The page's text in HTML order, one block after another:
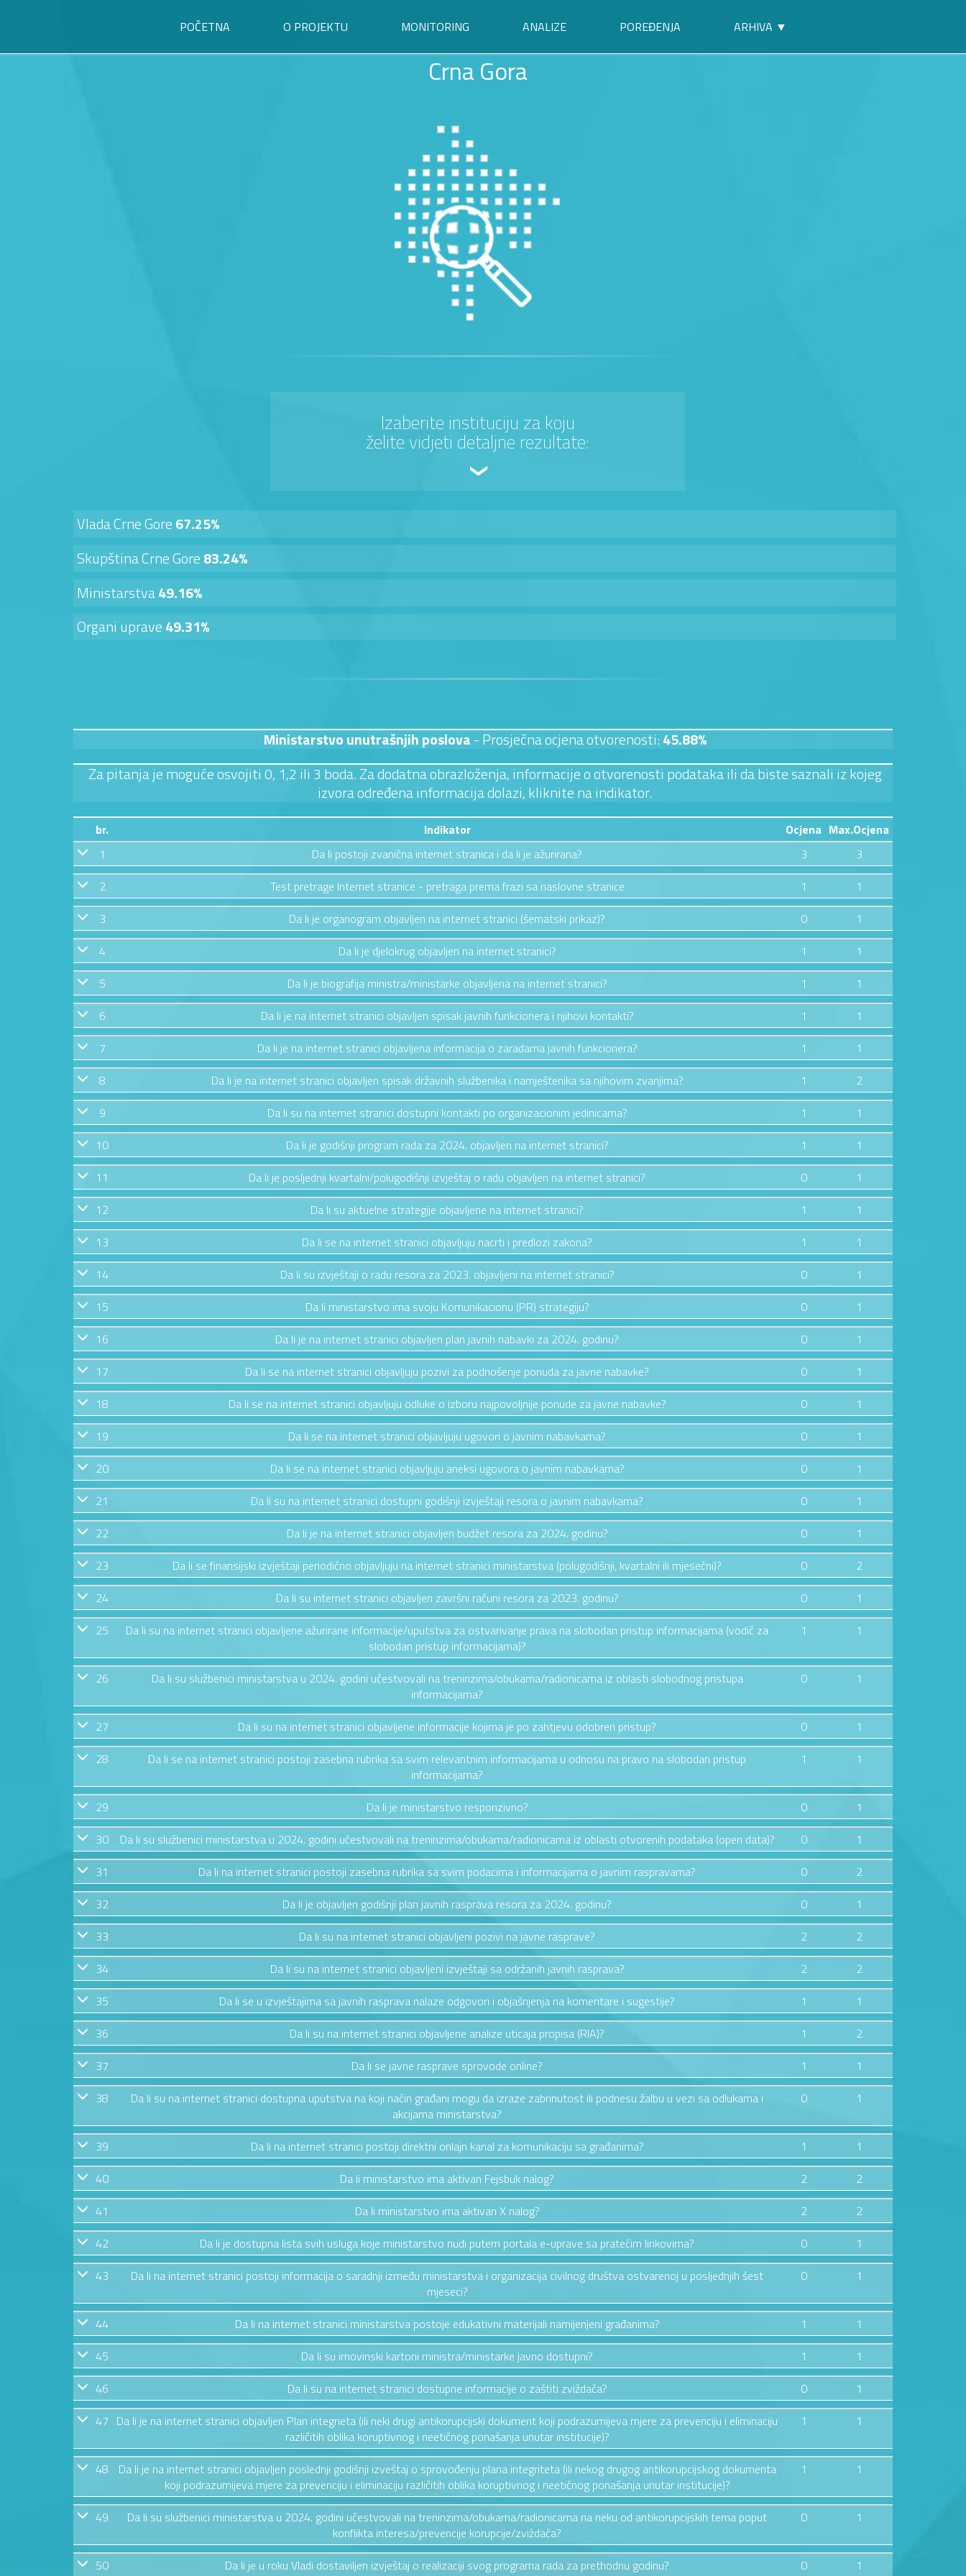
POČETNA O PROJEKTU MONITORING ANALIZE POREĐENJA ARHIVA ▼
Crna Gora
Izaberite instituciju za koju
želite vidjeti detaljne rezultate:
Vlada Crne Gore67.25%
Skupština Crne Gore83.24%
Ministarstva49.16%
Organi uprave49.31%
Ministarstvo unutrašnjih poslova- Prosječna ocjena otvorenosti:45.88%
Za pitanja je moguće osvojiti 0, 1,2 ili 3 boda. Za dodatna obrazloženja, informacije o otvorenosti podataka ili da biste saznali iz kojeg
izvora određena informacija dolazi, kliknite na indikator.
br. Indikator Ocjena Max.Ocjena
1
Da li postoji zvanična internet stranica i da li je ažurirana? 3
3
2
Test pretrage Internet stranice - pretraga prema frazi sa naslovne stranice 1
1
3
Da li je organogram objavljen na internet stranici (šematski prikaz)? 0
1
4
Da li je djelokrug objavljen na internet stranici? 1
1
5
Da li je biografija ministra/ministarke objavljena na internet stranici? 1
1
6
Da li je na internet stranici objavljen spisak javnih funkcionera i njihovi kontakti? 1
1
7
Da li je na internet stranici objavljena informacija o zaradama javnih funkcionera? 1
1
8
Da li je na internet stranici objavljen spisak državnih službenika i namještenika sa njihovim zvanjima? 1
2
9
Da li su na internet stranici dostupni kontakti po organizacionim jedinicama? 1
1
10
Da li je godišnji program rada za 2024. objavljen na internet stranici? 1
1
11
Da li je posljednji kvartalni/polugodišnji izvještaj o radu objavljen na internet stranici? 0
1
12
Da li su aktuelne strategije objavljene na internet stranici? 1
1
13
Da li se na internet stranici objavljuju nacrti i predlozi zakona? 1
1
14
Da li su izvještaji o radu resora za 2023. objavljeni na internet stranici? 0
1
15
Da li ministarstvo ima svoju Komunikacionu (PR) strategiju? 0
1
16
Da li je na internet stranici objavljen plan javnih nabavki za 2024. godinu? 0
1
17
Da li se na internet stranici objavljuju pozivi za podnošenje ponuda za javne nabavke? 0
1
18
Da li se na internet stranici objavljuju odluke o izboru najpovoljnije ponude za javne nabavke? 0
1
19
Da li se na internet stranici objavljuju ugovori o javnim nabavkama? 0
1
20
Da li se na internet stranici objavljuju aneksi ugovora o javnim nabavkama? 0
1
21
Da li su na internet stranici dostupni godišnji izvještaji resora o javnim nabavkama? 0
1
22
Da li je na internet stranici objavljen budžet resora za 2024. godinu? 0
1
23
Da li se finansijski izvještaji periodično objavljuju na internet stranici ministarstva (polugodišnji, kvartalni ili mjesečni)? 0
2
24
Da li su internet stranici objavljen završni računi resora za 2023. godinu? 0
1
25
Da li su na internet stranici objavljene ažurirane informacije/uputstva za ostvarivanje prava na slobodan pristup informacijama (vodič za
slobodan pristup informacijama)?
1 1
26
Da li su službenici ministarstva u 2024. godini učestvovali na treninzima/obukama/radionicama iz oblasti slobodnog pristupa
informacijama?
0 1
27 Da li su na internet stranici objavljene informacije kojima je po zahtjevu odobren pristup? 0
1
28
Da li se na internet stranici postoji zasebna rubrika sa svim relevantnim informacijama u odnosu na pravo na slobodan pristup
informacijama?
1 1
29 Da li je ministarstvo responzivno? 0
1
30
Da li su službenici ministarstva u 2024. godini učestvovali na treninzima/obukama/radionicama iz oblasti otvorenih podataka (open data)? 0
1
31
Da li na internet stranici postoji zasebna rubrika sa svim podacima i informacijama o javnim raspravama? 0
2
32
Da li je objavljen godišnji plan javnih rasprava resora za 2024. godinu? 0
1
33
Da li su na internet stranici objavljeni pozivi na javne rasprave? 2
2
34
Da li su na internet stranici objavljeni izvještaji sa održanih javnih rasprava? 2
2
35
Da li se u izvještajima sa javnih rasprava nalaze odgovori i objašnjenja na komentare i sugestije? 1
1
36
Da li su na internet stranici objavljene analize uticaja propisa (RIA)? 1
2
37
Da li se javne rasprave sprovode online? 1
1
38
Da li su na internet stranici dostupna uputstva na koji način građani mogu da izraze zabrinutost ili podnesu žalbu u vezi sa odlukama i
akcijama ministarstva?
0 1
39 Da li na internet stranici postoji direktni onlajn kanal za komunikaciju sa građanima? 1
1
40
Da li ministarstvo ima aktivan Fejsbuk nalog? 2
2
41
Da li ministarstvo ima aktivan X nalog? 2
2
42
Da li je dostupna lista svih usluga koje ministarstvo nudi putem portala e-uprave sa pratećim linkovima? 0
1
43
Da li na internet stranici postoji informacija o saradnji između ministarstva i organizacija civilnog društva ostvarenoj u posljednjih šest
mjeseci?
0 1
44 Da li na internet stranici ministarstva postoje edukativni materijali namijenjeni građanima? 1
1
45
Da li su imovinski kartoni ministra/ministarke javno dostupni? 1
1
46
Da li su na internet stranici dostupne informacije o zaštiti zviždača? 0
1
47 Da li je na internet stranici objavljen Plan integrieta (ili neki drugi antikorupcijski dokument koji podrazumijeva mjere za prevenciju i eliminaciju
različitih oblika koruptivnog i neetičnog ponašanja unutar institucije)?
1 1
48
Da li je na internet stranici objavljen poslednji godišnji izveštaj o sprovođenju plana integriteta (ili nekog drugog antikorupcijskog dokumenta
koji podrazumijeva mjere za prevenciju i eliminaciju različitih oblika koruptivnog i neetičnog ponašanja unutar institucije)?
1 1
49
Da li su službenici ministarstva u 2024. godini učestvovali na treninzima/obukama/radionicama na neku od antikorupcijskih tema poput
konflikta interesa/prevencije korupcije/zviždača?
0 1
50 Da li je u roku Vladi dostaviljen izvještaj o realizaciji svog programa rada za prethodnu godinu? 0 1